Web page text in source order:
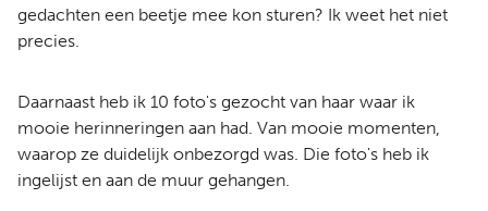
gedachten een beetje mee kon sturen? Ik weet het niet
precies.
Daarnaast heb ik 10 foto's gezocht van haar waar ik
mooie herinneringen aan had. Van mooie momenten,
waarop ze duidelijk onbezorgd was. Die foto's heb ik
ingelijst en aan de muur gehangen.